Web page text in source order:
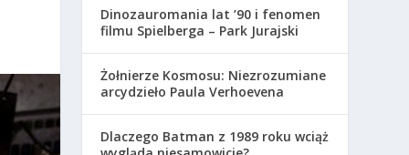
Dinozauromania lat ’90 i fenomen
filmu Spielberga – Park Jurajski
Żołnierze Kosmosu: Niezrozumiane
arcydzieło Paula Verhoevena
Dlaczego Batman z 1989 roku wciąż